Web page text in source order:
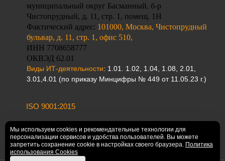
муниципальный округ Басманный, б-р
Чистопрудный, д. 11, стр. 1, помещ. 1Н
Фактический адрес: 101000, Москва, Чистопрудный
бульвар, д. 11, стр. 1, офис 510,
ИНН 7708658777
ОКВЭД 62.01
Виды ИТ-деятельности: 1.01. 1.02, 1.04, 1.08, 2.01,
3.01,4.01 (по приказу Минцифры № 449 от 11.05.23 г.)
ISO 9001:2015
Мы используем cookies и рекомендательные технологии для
персонализации сервисов и удобства пользователей. Вы можете
запретить сохранение cookie в настройках своего браузера. Политика
использования Cookies